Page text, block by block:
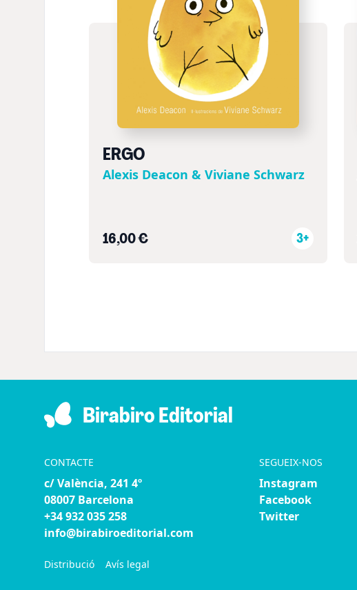
ERGO
Alexis Deacon & Viviane Schwarz
16,00 € 3+
Birabiro Editorial
CONTACTE
c/ València, 241 4º
08007 Barcelona
+34 932 035 258
info@birabiroeditorial.com
SEGUEIX-NOS
Instagram
Facebook
Twitter
Distribució Avís legal